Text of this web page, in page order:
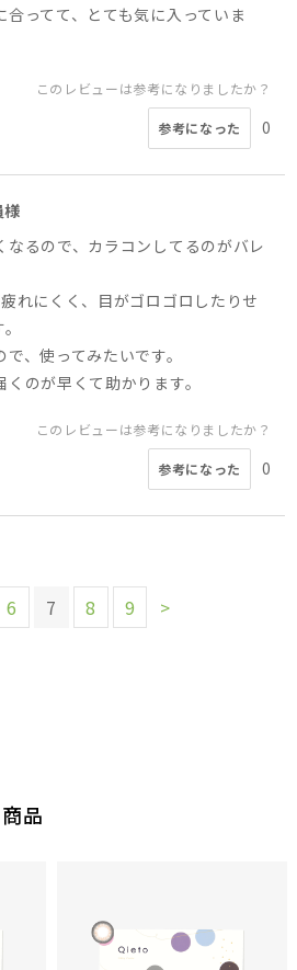
ってて、とても気に入っていま
このレビューは参考になりましたか？
参考になった 0
様
なるので、カラコンしてるのがバレ
れにくく、目がゴロゴロしたりせ
、使ってみたいです。
のが早くて助かります。
このレビューは参考になりましたか？
参考になった 0
6 7 8 9 >
品